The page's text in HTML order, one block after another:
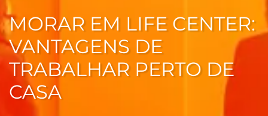
MORAR EM LIFE CENTER:
VANTAGENS DE
TRABALHAR PERTO DE
CASA